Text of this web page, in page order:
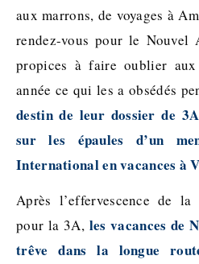
aux marrons, de voyages à
rendez-vous pour le Nouvel
propices à faire oublier aux
année ce qui les a obsédés
destin de leur dossier de
sur les épaules d’un
International en vacances à
Après l’effervescence de
pour la 3A, les vacances de
trêve dans la longue